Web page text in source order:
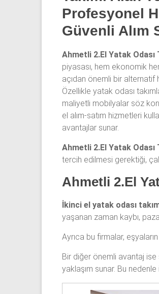
yerler
olarak
2.el
odası,
Klasik
yatak
odası,
Avangard
yatak
odası,
Antika
yatak
ve
yatak
odası
alınmaktadır.
Profesyonel
Güvenli Alım
Ahmetli 2.El Yatak Odası
piyasası, hem ekonomik
açıdan önemli bir alternatif
Özellikle yatak odası
maliyetli mobilyalar söz
el alım-satım hizmetleri
avantajlar sunar.
Ahmetli 2.El Yatak Odası
tercih edilmesi gerektiği,
Ahmetli 2.El
İkinci el yatak odası
yaşanan zaman kaybı,
Ayrıca bu firmalar,
Bir diğer önemli avantaj ise
yaklaşım sunar. Bu